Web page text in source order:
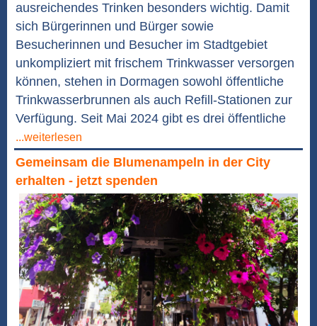
ausreichendes Trinken besonders wichtig. Damit
sich Bürgerinnen und Bürger sowie
Besucherinnen und Besucher im Stadtgebiet
unkompliziert mit frischem Trinkwasser versorgen
können, stehen in Dormagen sowohl öffentliche
Trinkwasserbrunnen als auch Refill-Stationen zur
Verfügung. Seit Mai 2024 gibt es drei öffentliche
...weiterlesen
Gemeinsam die Blumenampeln in der City
erhalten - jetzt spenden